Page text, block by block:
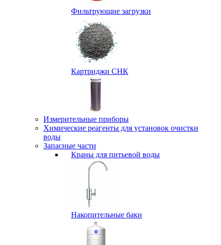
Фильтрующие загрузки
Картриджи СНК
Измерительные приборы
Химические реагенты для установок очистки
воды
Запасные части
Краны для питьевой воды
Накопительные баки